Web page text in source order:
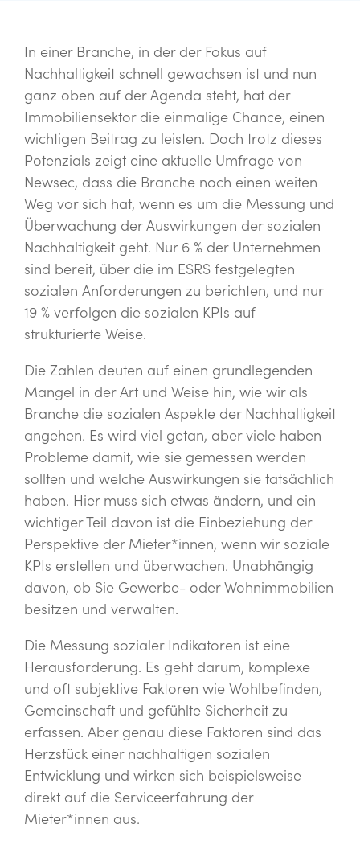
In einer Branche, in der der Fokus auf
Nachhaltigkeit schnell gewachsen ist und nun
ganz oben auf der Agenda steht, hat der
Immobiliensektor die einmalige Chance, einen
wichtigen Beitrag zu leisten. Doch trotz dieses
Potenzials zeigt eine aktuelle Umfrage von
Newsec, dass die Branche noch einen weiten
Weg vor sich hat, wenn es um die Messung und
Überwachung der Auswirkungen der sozialen
Nachhaltigkeit geht. Nur 6 % der Unternehmen
sind bereit, über die im ESRS festgelegten
sozialen Anforderungen zu berichten, und nur
19 % verfolgen die sozialen KPIs auf
strukturierte Weise.
Die Zahlen deuten auf einen grundlegenden
Mangel in der Art und Weise hin, wie wir als
Branche die sozialen Aspekte der Nachhaltigkeit
angehen. Es wird viel getan, aber viele haben
Probleme damit, wie sie gemessen werden
sollten und welche Auswirkungen sie tatsächlich
haben. Hier muss sich etwas ändern, und ein
wichtiger Teil davon ist die Einbeziehung der
Perspektive der Mieter*innen, wenn wir soziale
KPIs erstellen und überwachen. Unabhängig
davon, ob Sie Gewerbe- oder Wohnimmobilien
besitzen und verwalten.
Die Messung sozialer Indikatoren ist eine
Herausforderung. Es geht darum, komplexe
und oft subjektive Faktoren wie Wohlbefinden,
Gemeinschaft und gefühlte Sicherheit zu
erfassen. Aber genau diese Faktoren sind das
Herzstück einer nachhaltigen sozialen
Entwicklung und wirken sich beispielsweise
direkt auf die Serviceerfahrung der
Mieter*innen aus.